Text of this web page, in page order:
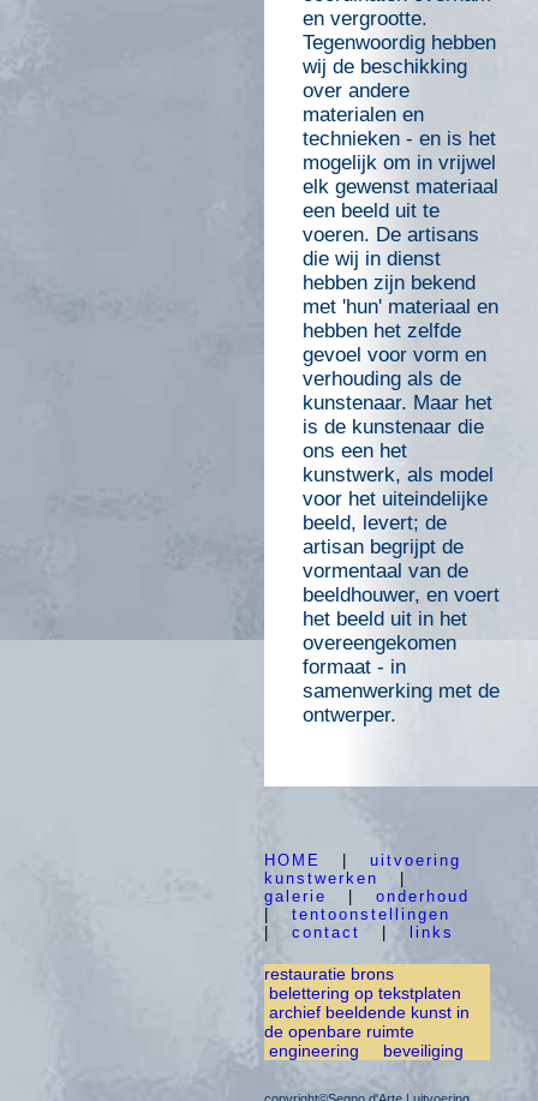
en vergrootte.
Tegenwoordig hebben
wij de beschikking
over andere
materialen en
technieken - en is het
mogelijk om in vrijwel
elk gewenst materiaal
een beeld uit te
voeren. De artisans
die wij in dienst
hebben zijn bekend
met 'hun' materiaal en
hebben het zelfde
gevoel voor vorm en
verhouding als de
kunstenaar. Maar het
is de kunstenaar die
ons een het
kunstwerk, als model
voor het uiteindelijke
beeld, levert; de
artisan begrijpt de
vormentaal van de
beeldhouwer, en voert
het beeld uit in het
overeengekomen
formaat - in
samenwerking met de
ontwerper.
HOME
uitvoering
kunstwerken
galerie
onderhoud
tentoonstellingen
contact links
restauratie brons
belettering op tekstplaten
archief beeldende kunst in
de openbare ruimte
engineering
beveiliging